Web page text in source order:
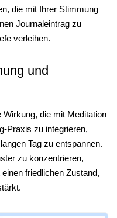
die mit Ihrer Stimmung
Journaleintrag zu
verleihen.
und
Wirkung, die mit Meditation
Praxis zu integrieren,
Tag zu entspannen.
zu konzentrieren,
friedlichen Zustand,